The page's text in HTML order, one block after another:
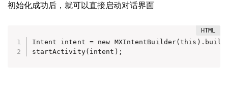
初始化成功后，就可以直接启动对话界面
Intent intent = new
startActivity(intent);